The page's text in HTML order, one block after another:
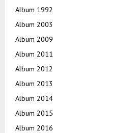
Album 1992
Album 2003
Album 2009
Album 2011
Album 2012
Album 2013
Album 2014
Album 2015
Album 2016